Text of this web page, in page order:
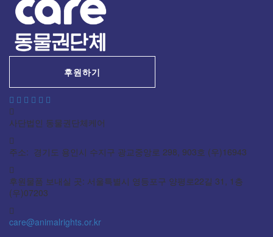
후원하기
사단법인 동물권단체케어
주소: 경기도 용인시 수지구 광교중앙로 298, 903호 (우)16943
후원물품 보내실 곳: 서울특별시 영등포구 양평로22길 31, 1층
(우)07203
care@animalrights.or.kr